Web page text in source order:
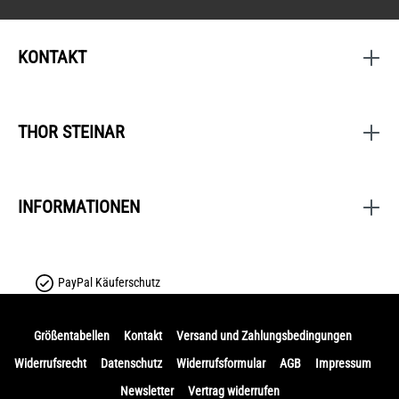
KONTAKT
THOR STEINAR
INFORMATIONEN
PayPal Käuferschutz
Größentabellen Kontakt
Versand und Zahlungsbedingungen
Widerrufsrecht
Datenschutz Widerrufsformular AGB
Impressum
Newsletter
Vertrag widerrufen